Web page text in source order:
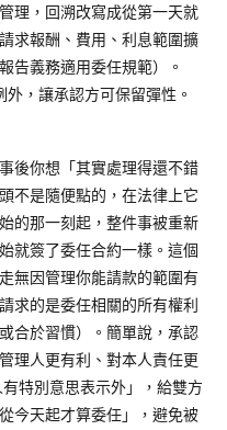
理，回溯改寫成從第一天就
求報酬、費用、利息範圍擴
告義務適用委任規範）。
，讓承認方可保留彈性。
後你想「其實處理得還不錯
不是隨便點的，在法律上它
的那一刻起，整件事被重新
就簽了委任合約一樣。這個
無因管理你能請款的範圍有
求的是委任相關的所有權利
合於習慣）。簡單說，承認
理人更有利、對本人責任更
特別意思表示外」，給雙方
今天起才算委任」，避免被